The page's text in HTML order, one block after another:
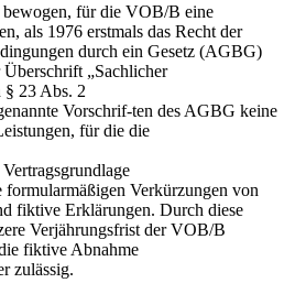
bewogen, für die VOB/B eine
als 1976 erstmals das Recht der
durch ein Gesetz (AGBG)
„Sachlicher
§ 23 Abs. 2
Vorschrif-ten des AGBG keine
für die die
Verkürzungen von
fiktive Erklärungen. Durch diese
Verjährungsfrist der VOB/B
fiktive Abnahme
zulässig.